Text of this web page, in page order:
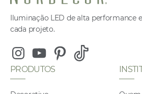
Iluminação LED de alta performance
cada projeto.
PRODUTOS